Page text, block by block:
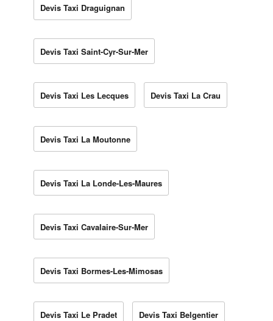
Devis Taxi Draguignan
Devis Taxi Saint-Cyr-Sur-Mer
Devis Taxi Les Lecques Devis Taxi La Crau
Devis Taxi La Moutonne
Devis Taxi La Londe-Les-Maures
Devis Taxi Cavalaire-Sur-Mer
Devis Taxi Bormes-Les-Mimosas
Devis Taxi Le Pradet Devis Taxi Belgentier